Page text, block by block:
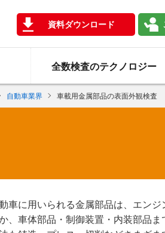
資料ダウンロード
全数検査のテクノロジー
自動車業界 車載用金属部品の表面外観検査
車に用いられる金属部品は、エン
、車体部品・制御装置・内装部品